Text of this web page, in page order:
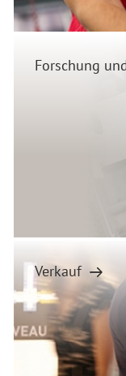
Forschung
Verkauf